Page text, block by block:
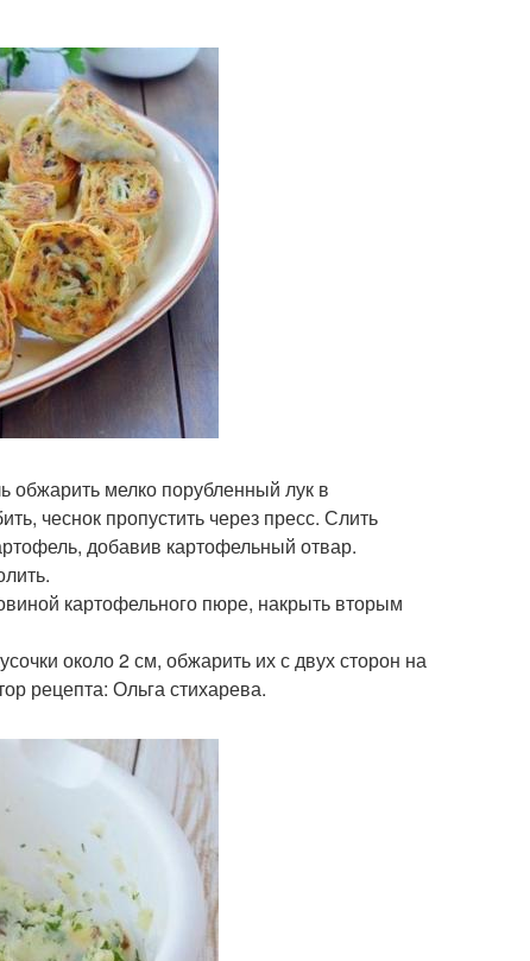
обжарить мелко порубленный лук в
чеснок пропустить через пресс. Слить
добавив картофельный отвар.
картофельного пюре, накрыть вторым
около 2 см, обжарить их с двух сторон на
рецепта: Ольга стихарева.